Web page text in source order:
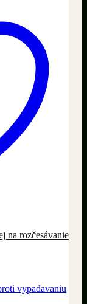
na rozčesávanie